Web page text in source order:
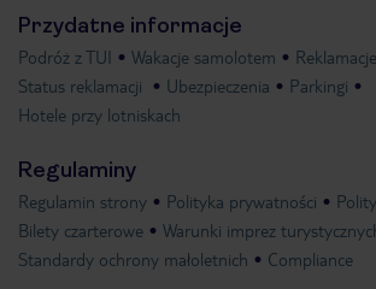
Przydatne informacje
Podróż z TUI Wakacje samolotem
Reklamacje
Status reklamacji
Ubezpieczenia
Parkingi
Hotele przy lotniskach
Regulaminy
Regulamin strony Polityka prywatności
Bilety czarterowe
Warunki imprez
Standardy ochrony małoletnich
Compliance